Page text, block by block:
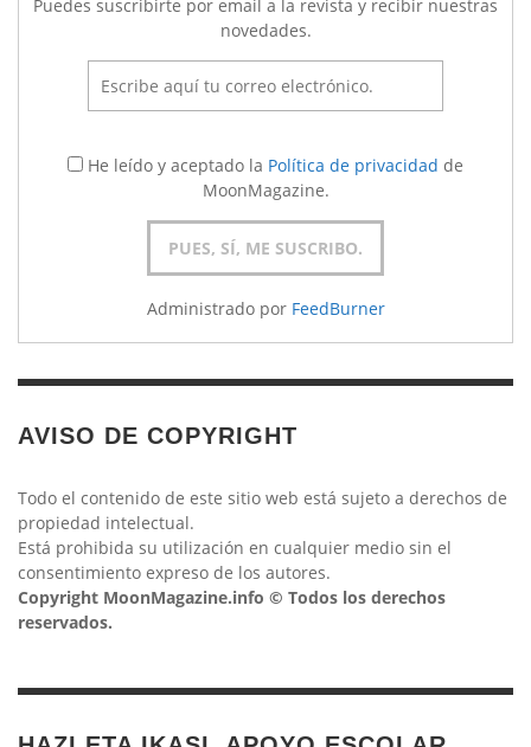
Puedes suscribirte por email a la revista y recibir nuestras
novedades.
He leído y aceptado la Política de privacidad de
MoonMagazine.
Administrado por FeedBurner
AVISO DE COPYRIGHT
Todo el contenido de este sitio web está sujeto a derechos de
propiedad intelectual.
Está prohibida su utilización en cualquier medio sin el
consentimiento expreso de los autores.
Copyright MoonMagazine.info © Todos los derechos
reservados.